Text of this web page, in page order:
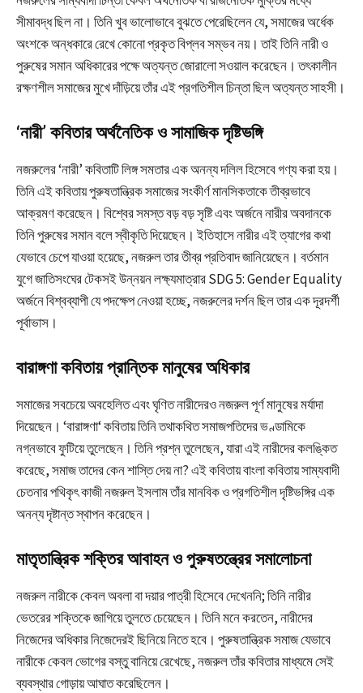
সীমাবদ্ধ ছিল না। তিনি খুব ভালোভাবে বুঝতে পেরেছিলেন যে, সমাজের অর্ধেক
অংশকে অন্ধকারে রেখে কোনো প্রকৃত বিপ্লব সম্ভব নয়। তাই তিনি নারী ও
পুরুষের সমান অধিকারের পক্ষে অত্যন্ত জোরালো সওয়াল করেছেন। তৎকালীন
রক্ষণশীল সমাজের মুখে দাঁড়িয়ে তাঁর এই প্রগতিশীল চিন্তা ছিল অত্যন্ত সাহসী।
‘নারী’ কবিতার অর্থনৈতিক ও সামাজিক দৃষ্টিভঙ্গি
নজরুলের ‘নারী’ কবিতাটি লিঙ্গ সমতার এক অনন্য দলিল হিসেবে গণ্য করা হয়।
তিনি এই কবিতায় পুরুষতান্ত্রিক সমাজের সংকীর্ণ মানসিকতাকে তীব্রভাবে
আক্রমণ করেছেন। বিশ্বের সমস্ত বড় বড় সৃষ্টি এবং অর্জনে নারীর অবদানকে
তিনি পুরুষের সমান বলে স্বীকৃতি দিয়েছেন। ইতিহাসে নারীর এই ত্যাগের কথা
যেভাবে চেপে যাওয়া হয়েছে, নজরুল তার তীব্র প্রতিবাদ জানিয়েছেন। বর্তমান
যুগে জাতিসংঘের টেকসই উন্নয়ন লক্ষ্যমাত্রারSDG 5: Gender Equality
অর্জনে বিশ্বব্যাপী যে পদক্ষেপ নেওয়া হচ্ছে, নজরুলের দর্শন ছিল তার এক দূরদর্শী
পূর্বাভাস।
বারাঙ্গণা কবিতায় প্রান্তিক মানুষের অধিকার
সমাজের সবচেয়ে অবহেলিত এবং ঘৃণিত নারীদেরও নজরুল পূর্ণ মানুষের মর্যাদা
দিয়েছেন। ‘বারাঙ্গণা‘ কবিতায় তিনি তথাকথিত সমাজপতিদের ভণ্ডামিকে
নগ্নভাবে ফুটিয়ে তুলেছেন। তিনি প্রশ্ন তুলেছেন, যারা এই নারীদের কলঙ্কিত
করেছে, সমাজ তাদের কেন শাস্তি দেয় না? এই কবিতায় বাংলা কবিতায় সাম্যবাদী
চেতনার পথিকৃৎ কাজী নজরুল ইসলাম তাঁর মানবিক ও প্রগতিশীল দৃষ্টিভঙ্গির এক
অনন্য দৃষ্টান্ত স্থাপন করেছেন।
মাতৃতান্ত্রিক শক্তির আবাহন ও পুরুষতন্ত্রের সমালোচনা
নজরুল নারীকে কেবল অবলা বা দয়ার পাত্রী হিসেবে দেখেননি; তিনি নারীর
ভেতরের শক্তিকে জাগিয়ে তুলতে চেয়েছেন। তিনি মনে করতেন, নারীদের
নিজেদের অধিকার নিজেদেরই ছিনিয়ে নিতে হবে। পুরুষতান্ত্রিক সমাজ যেভাবে
নারীকে কেবল ভোগের বস্তু বানিয়ে রেখেছে, নজরুল তাঁর কবিতার মাধ্যমে সেই
ব্যবস্থার গোড়ায় আঘাত করেছিলেন।